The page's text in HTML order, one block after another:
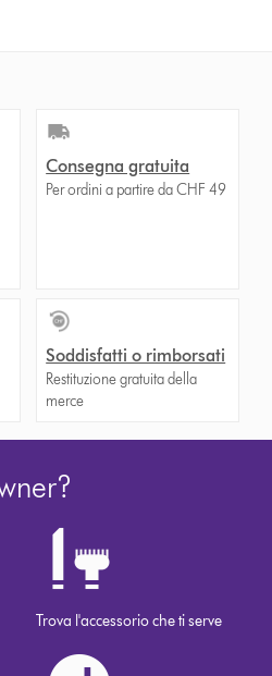
Consegna gratuita
Per ordini a partire da CHF 49
Soddisfatti o rimborsati
Restituzione gratuita della
merce
Trova l'accessorio che ti serve